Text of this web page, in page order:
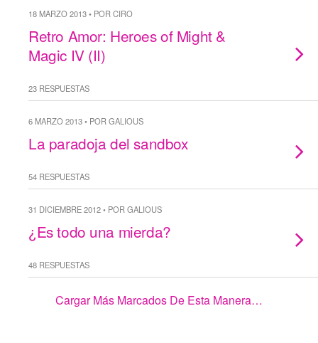
18 MARZO 2013 • POR CIRO
Retro Amor: Heroes of Might &
Magic IV (II)
23 RESPUESTAS
6 MARZO 2013 • POR GALIOUS
La paradoja del sandbox
54 RESPUESTAS
31 DICIEMBRE 2012 • POR GALIOUS
¿Es todo una mierda?
48 RESPUESTAS
Cargar Más Marcados De Esta Manera…